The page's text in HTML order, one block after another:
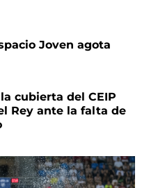
Joven agota
cubierta del CEIP
Rey ante la falta de